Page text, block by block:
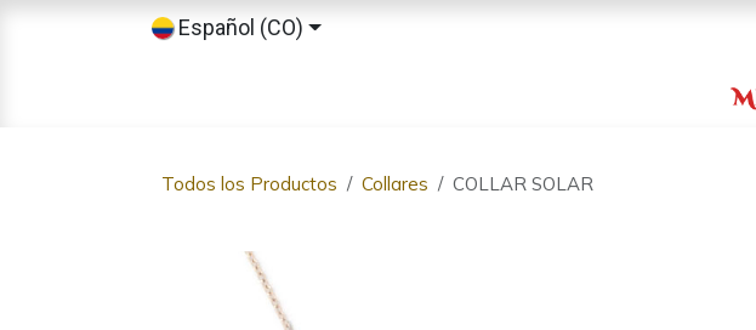
Español (CO)
Todos los Productos Collares COLLAR SOLAR